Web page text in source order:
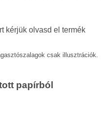
kérjük olvasd el termék
csak illusztrációk.
papírból